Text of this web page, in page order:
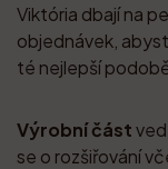
Viktória dbají na
objednávek,
té nejlepší
Výrobní část
se o rozšiřování